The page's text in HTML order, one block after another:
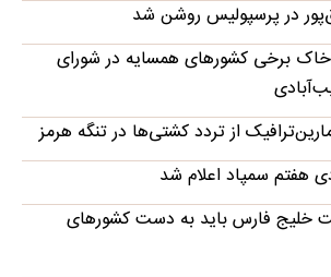
در پرسپولیس روشن شد
برخی کشورهای همسایه در شورای
از تردد کشتی‌ها در تنگه هرمز
هفتم سمپاد اعلام شد
خلیج فارس باید به دست کشورهای